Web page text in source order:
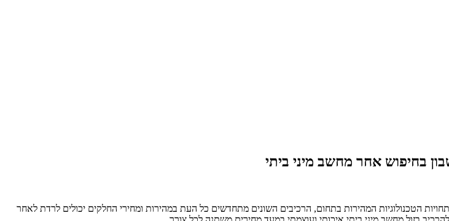
בחיפוש אחר מחשב מיני ביתי
הטכנולוגיות המהירות בתחום, הרכיבים השונים מתחדשים כל העת במהירות ומחירי החלקים יכולים לרדת לאחר